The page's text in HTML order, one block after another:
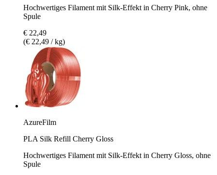
Hochwertiges Filament mit Silk-Effekt in Cherry Pink, ohne
Spule
€ 22,49
(€ 22,49 / kg)
AzureFilm
PLA Silk Refill Cherry Gloss
Hochwertiges Filament mit Silk-Effekt in Cherry Gloss, ohne
Spule